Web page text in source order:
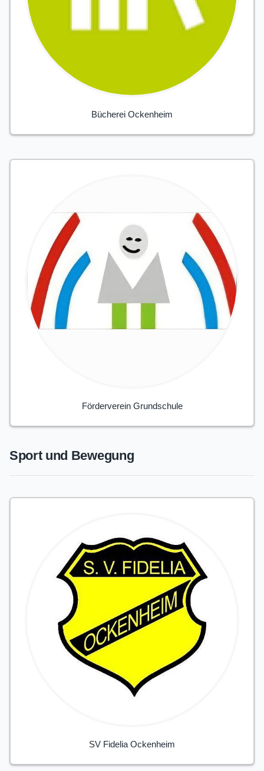
Bücherei Ockenheim
Förderverein Grundschule
Sport und Bewegung
SV Fidelia Ockenheim